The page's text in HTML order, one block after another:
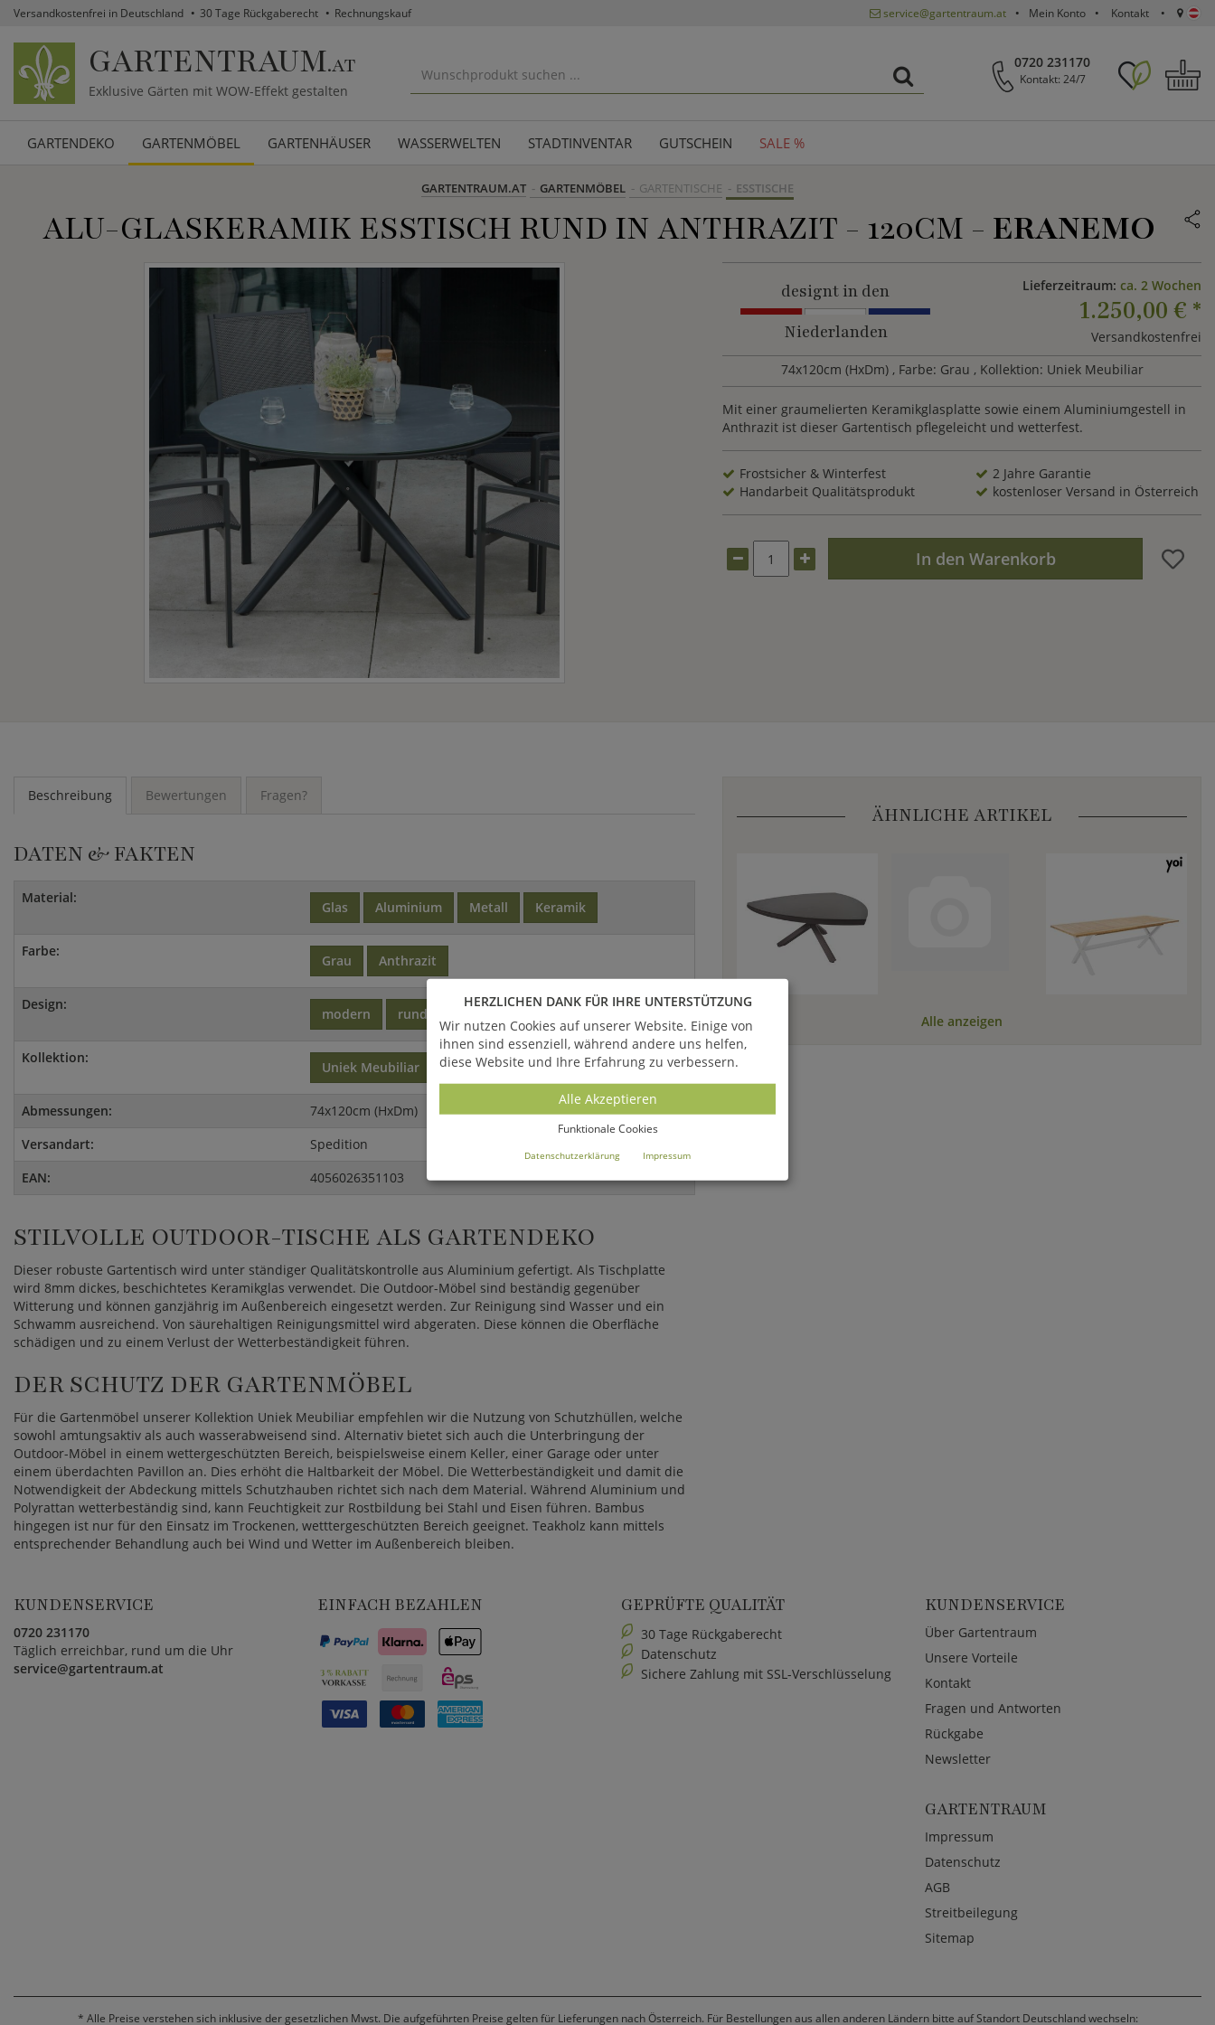
Versandkostenfrei in Deutschland 30 Tage Rückgaberecht Rechnungskauf service@gartentraum.at Mein Konto Kontakt
GARTENTRAUM.AT
Exklusive Gärten mit WOW-Effekt gestalten
0720 231170
Kontakt: 24/7
GARTENDEKO GARTENMÖBEL GARTENHÄUSER WASSERWELTEN STADTINVENTAR GUTSCHEIN SALE %
GARTENTRAUM.AT GARTENMÖBEL GARTENTISCHE ESSTISCHE
ALU-GLASKERAMIK ESSTISCH RUND IN ANTHRAZIT - 120CM - ERANEMO
designt in den
Niederlanden
Lieferzeitraum: ca. 2 Wochen
1.250,00 € *
Versandkostenfrei
74x120cm (HxDm) , Farbe: Grau , Kollektion: Uniek Meubiliar
Mit einer graumelierten Keramikglasplatte sowie einem Aluminiumgestell in
Anthrazit ist dieser Gartentisch pflegeleicht und wetterfest.
Frostsicher & Winterfest
2 Jahre Garantie
Handarbeit Qualitätsprodukt
kostenloser Versand in Österreich
In den Warenkorb
Beschreibung Bewertungen Fragen?
DATEN & FAKTEN
Material:
Glas Aluminium Metall Keramik
Farbe:
Grau Anthrazit
Design:
modern rund
Kollektion:
Uniek Meubiliar
Abmessungen:
74x120cm (HxDm)
Versandart:
Spedition
EAN:
4056026351103
STILVOLLE OUTDOOR-TISCHE ALS GARTENDEKO
Dieser robuste Gartentisch wird unter ständiger Qualitätskontrolle aus Aluminium gefertigt. Als Tischplatte
wird 8mm dickes, beschichtetes Keramikglas verwendet. Die Outdoor-Möbel sind beständig gegenüber
Witterung und können ganzjährig im Außenbereich eingesetzt werden. Zur Reinigung sind Wasser und ein
Schwamm ausreichend. Von säurehaltigen Reinigungsmittel wird abgeraten. Diese können die Oberfläche
schädigen und zu einem Verlust der Wetterbeständigkeit führen.
DER SCHUTZ DER GARTENMÖBEL
Für die Gartenmöbel unserer Kollektion Uniek Meubiliar empfehlen wir die Nutzung von Schutzhüllen, welche
sowohl amtungsaktiv als auch wasserabweisend sind. Alternativ bietet sich auch die Unterbringung der
Outdoor-Möbel in einem wettergeschützten Bereich, beispielsweise einem Keller, einer Garage oder unter
einem überdachten Pavillon an. Dies erhöht die Haltbarkeit der Möbel. Die Wetterbeständigkeit und damit die
Notwendigkeit der Abdeckung mittels Schutzhauben richtet sich nach dem Material. Während Aluminium und
Polyrattan wetterbeständig sind, kann Feuchtigkeit zur Rostbildung bei Stahl und Eisen führen. Bambus
hingegen ist nur für den Einsatz im Trockenen, wetttergeschützten Bereich geeignet. Teakholz kann mittels
entsprechender Behandlung auch bei Wind und Wetter im Außenbereich bleiben.
ÄHNLICHE ARTIKEL
Alle anzeigen
KUNDENSERVICE
0720 231170
Täglich erreichbar, rund um die Uhr
service@gartentraum.at
EINFACH BEZAHLEN GEPRÜFTE QUALITÄT
30 Tage Rückgaberecht
Datenschutz
Sichere Zahlung mit SSL-Verschlüsselung
KUNDENSERVICE
Über Gartentraum
Unsere Vorteile
Kontakt
Fragen und Antworten
Rückgabe
Newsletter
GARTENTRAUM
Impressum
Datenschutz
AGB
Streitbeilegung
Sitemap
* Alle Preise verstehen sich inklusive der gesetzlichen Mwst. Die aufgeführten Preise gelten für Lieferungen nach Österreich. Für Bestellungen aus allen anderen Ländern bitte auf Standort Deutschland wechseln:
HERZLICHEN DANK FÜR IHRE UNTERSTÜTZUNG
Wir nutzen Cookies auf unserer Website. Einige von
ihnen sind essenziell, während andere uns helfen,
diese Website und Ihre Erfahrung zu verbessern.
Alle Akzeptieren
Funktionale Cookies
Datenschutzerklärung Impressum